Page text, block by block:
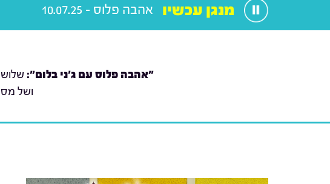
מנגן עכשיו אהבה פלוס - 10.07.25
"אהבה פלוס עם ג'ני בלום": שלוש
ושל